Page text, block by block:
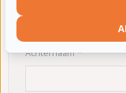
Achternaam